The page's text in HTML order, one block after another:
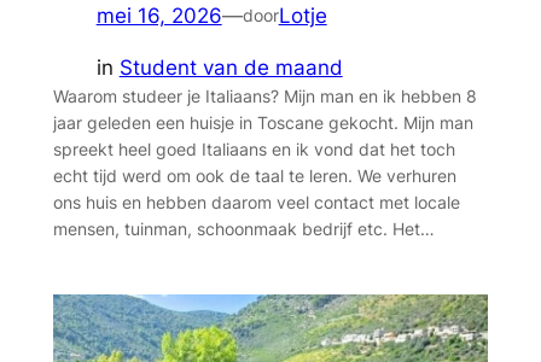
mei 16, 2026—doorLotje
in Student van de maand
Waarom studeer je Italiaans? Mijn man en ik hebben 8
jaar geleden een huisje in Toscane gekocht. Mijn man
spreekt heel goed Italiaans en ik vond dat het toch
echt tijd werd om ook de taal te leren. We verhuren
ons huis en hebben daarom veel contact met locale
mensen, tuinman, schoonmaak bedrijf etc. Het…